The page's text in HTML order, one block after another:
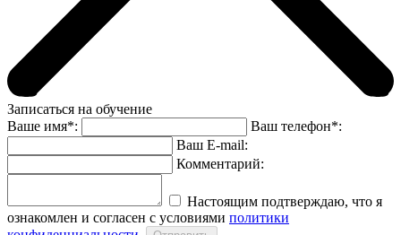
Записаться на обучение
Ваше имя*:
Ваш телефон*:
Ваш E-mail:
Комментарий:
Настоящим подтверждаю, что я
ознакомлен и согласен с условиями политики